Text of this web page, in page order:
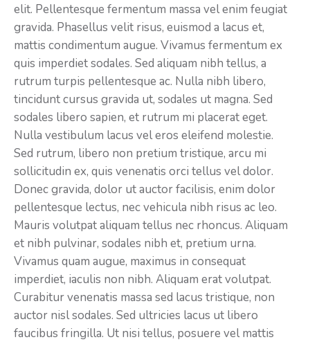
elit. Pellentesque fermentum massa vel enim feugiat
gravida. Phasellus velit risus, euismod a lacus et,
mattis condimentum augue. Vivamus fermentum ex
quis imperdiet sodales. Sed aliquam nibh tellus, a
rutrum turpis pellentesque ac. Nulla nibh libero,
tincidunt cursus gravida ut, sodales ut magna. Sed
sodales libero sapien, et rutrum mi placerat eget.
Nulla vestibulum lacus vel eros eleifend molestie.
Sed rutrum, libero non pretium tristique, arcu mi
sollicitudin ex, quis venenatis orci tellus vel dolor.
Donec gravida, dolor ut auctor facilisis, enim dolor
pellentesque lectus, nec vehicula nibh risus ac leo.
Mauris volutpat aliquam tellus nec rhoncus. Aliquam
et nibh pulvinar, sodales nibh et, pretium urna.
Vivamus quam augue, maximus in consequat
imperdiet, iaculis non nibh. Aliquam erat volutpat.
Curabitur venenatis massa sed lacus tristique, non
auctor nisl sodales. Sed ultricies lacus ut libero
faucibus fringilla. Ut nisi tellus, posuere vel mattis